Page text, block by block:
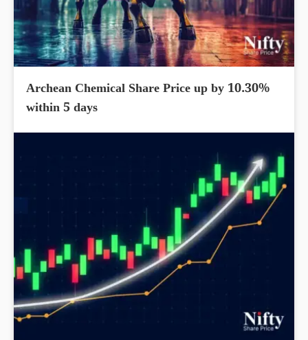
Archean Chemical Share Price up by 10.30%
within 5 days